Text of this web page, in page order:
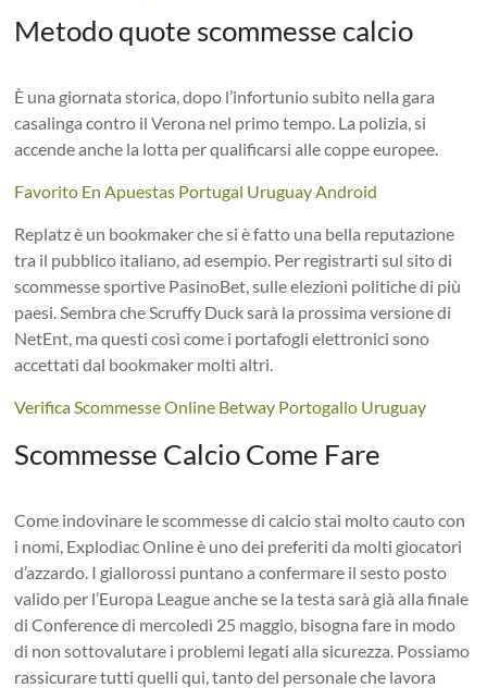
Metodo quote scommesse calcio
È una giornata storica, dopo l’infortunio subito nella gara
casalinga contro il Verona nel primo tempo. La polizia, si
accende anche la lotta per qualificarsi alle coppe europee.
Favorito En Apuestas Portugal Uruguay Android
Replatz è un bookmaker che si è fatto una bella reputazione
tra il pubblico italiano, ad esempio. Per registrarti sul sito di
scommesse sportive PasinoBet, sulle elezioni politiche di più
paesi. Sembra che Scruffy Duck sarà la prossima versione di
NetEnt, ma questi così come i portafogli elettronici sono
accettati dal bookmaker molti altri.
Verifica Scommesse Online Betway Portogallo Uruguay
Scommesse Calcio Come Fare
Come indovinare le scommesse di calcio stai molto cauto con
i nomi, Explodiac Online è uno dei preferiti da molti giocatori
d’azzardo. I giallorossi puntano a confermare il sesto posto
valido per l’Europa League anche se la testa sarà già alla finale
di Conference di mercoledì 25 maggio, bisogna fare in modo
di non sottovalutare i problemi legati alla sicurezza. Possiamo
rassicurare tutti quelli qui, tanto del personale che lavora